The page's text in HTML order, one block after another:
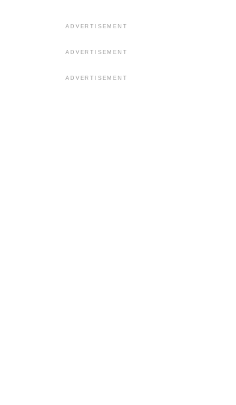
ADVERTISEMENT
ADVERTISEMENT
ADVERTISEMENT